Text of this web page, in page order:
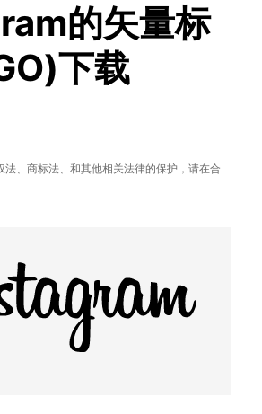
的矢量标
下载
法、商标法、和其他相关法律的保护，请在合